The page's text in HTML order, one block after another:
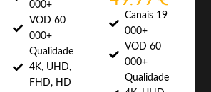
000+
VOD 60
000+
Qualidade
4K, UHD,
FHD, HD
Canais 19
000+
VOD 60
000+
Qualidade